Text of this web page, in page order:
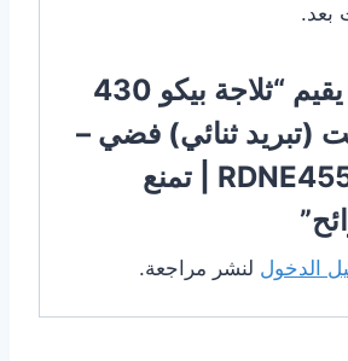
بعد.
كن أول من يقيم “ثلاجة بيكو 430
(تبريد ثنائي) فضي –
موديل RDNE455MK | تمنع
الدخول لنشر مراجعة.